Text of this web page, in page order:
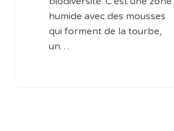
humide avec des mousses
qui forment de la tourbe,
un…